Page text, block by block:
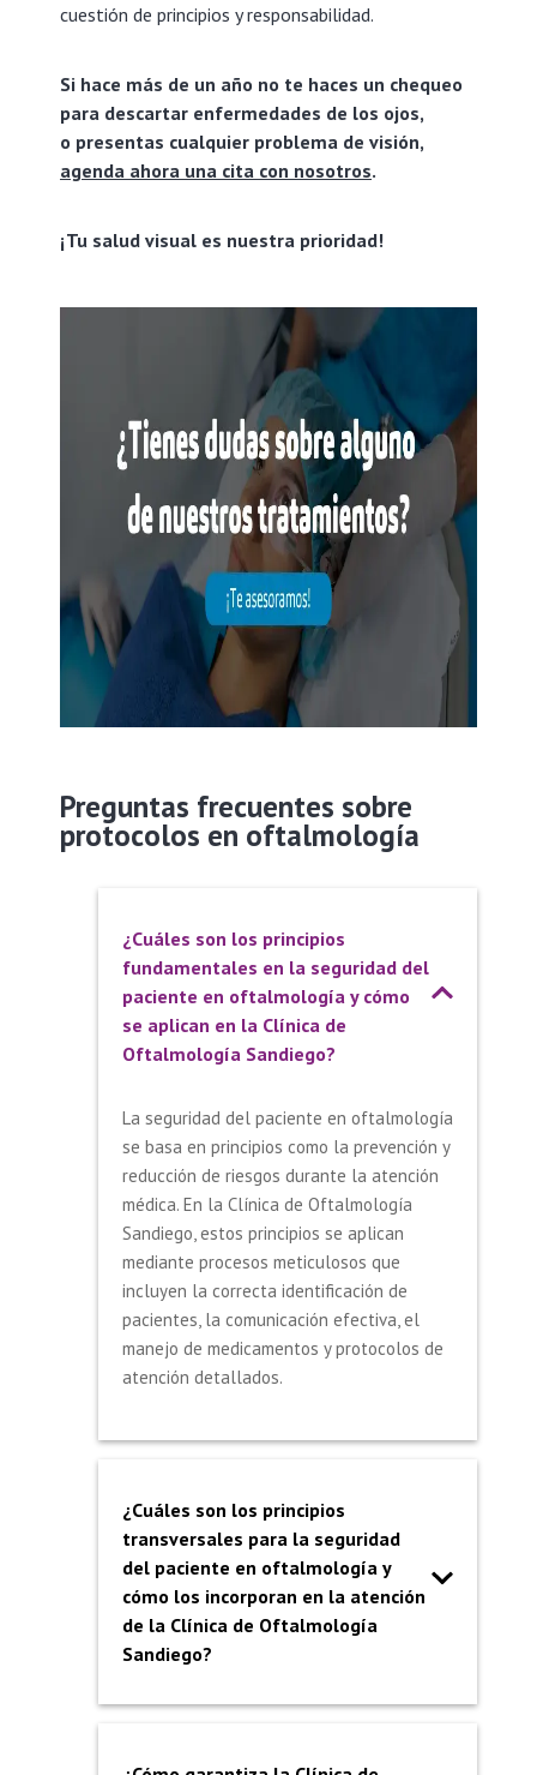
cuestión de principios y responsabilidad.
Si hace más de un año no te haces un chequeo
para descartar enfermedades de los ojos,
o presentas cualquier problema de visión,
agenda ahora una cita con nosotros.
¡Tu salud visual es nuestra prioridad!
Preguntas frecuentes sobre
protocolos en oftalmología
¿Cuáles son los principios
fundamentales en la seguridad del
paciente en oftalmología y cómo
se aplican en la Clínica de
Oftalmología Sandiego?
La seguridad del paciente en oftalmología
se basa en principios como la prevención y
reducción de riesgos durante la atención
médica. En la Clínica de Oftalmología
Sandiego, estos principios se aplican
mediante procesos meticulosos que
incluyen la correcta identificación de
pacientes, la comunicación efectiva, el
manejo de medicamentos y protocolos de
atención detallados.
¿Cuáles son los principios
transversales para la seguridad
del paciente en oftalmología y
cómo los incorporan en la atención
de la Clínica de Oftalmología
Sandiego?